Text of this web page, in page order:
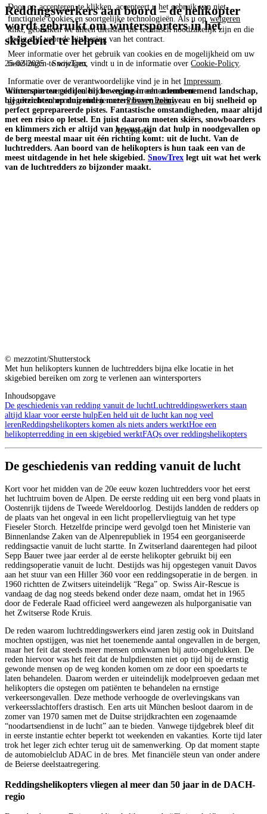
Door opaccepterente klikken, accepteert u het gebruik van niet-
functionele cookies en soortgelijke technologieën. Als u op weigeren
klikt, gebruiken we alleen diensten die technisch noodzakelijk zijn en die
nodig zijn voor de uitvoering van het contract.
Meer informatie over het gebruik van cookies en de mogelijkheid om uw
instellingen te wijzigen, vindt u in de informatie overCookie-Policy
Informatie over de verantwoordelijke vind je in hetImpressum
Informatie over de doeleinden en jouw rechten omtrent
gegevensbescherming vind je onzePrivacy Policy.
Accepteren
Reddingswerkers aan boord – de helikopter
wordt gebruikt om wintersporters in het
skigebied te helpen
25-02-2025 - SnowTrex
Wintersporten gedijen bij beweging in een adembenemend landschap,
bij uitzichten op duizenden meters boven zeeniveau en bij snelheid op
perfect geprepareerde pistes. Fantastische omstandigheden, maar altijd
met een risico op letsel. En juist daarom moeten skiërs, snowboarders
en klimmers zich er altijd van bewust zijn dat hulp in noodgevallen op
de berg meestal maar uit één richting komt: uit de lucht. Van de
luchtredders. Aan boord van de helikopters is hun taak een van de
meest uitdagende in het hele skigebied. SnowTrex legt uit wat het werk
van de luchtredders zo bijzonder maakt.
© mezzotint/Shutterstock
Met hun helikopters kunnen de luchtredders bijna elke locatie in het
skigebied bereiken om zorg te verlenen aan wintersporters
Inhoudsopgave
De geschiedenis van redding vanuit de luchtLuchtreddingswerkers staan
altijd klaar voor eerste hulpEen held uit de lucht kan nog veel
lerenReddingshelikopters komen als niets anders werktHoe een
helikopterredding in een skigebied werktFAQs over reddingshelikopters
De geschiedenis van redding vanuit de lucht
Kort voor het midden van de 20e eeuw kozen luchtredders voor het eerst
het luchtruim boven de Alpen. De eerste redding uit een berg vond plaats in
Oostenrijk tijdens de Tweede Wereldoorlog. Destijds landden de redders op
de plaats van het ongeval in een licht propellervliegtuig van het type
Fieseler Storch. Hetzelfde principe werd gevolgd toen het Ministerie van
Binnenlandse Zaken van de Alpenrepubliek in 1954 een georganiseerde
reddingsactie vanuit de lucht startte. In Zwitserland daarentegen had piloot
Sepp Bauer twee jaar eerder al de eerste helikopter gebruikt bij een
reddingsoperatie vanuit de lucht. Destijds was hij opgestegen vanuit Davos
aan het stuur van een Hiller 360 voor een reddingsoperatie in de bergen. in
1960 richtten de Zwitsers uiteindelijk “Rega” op. Swiss Air-Rescue is
vandaag de dag nog steeds bekend onder deze naam, omdat het in 1965
door de Federale Raad officieel werd aangewezen als hulporganisatie van
het Zwitserse Rode Kruis.
De reden waarom luchtreddingswerkers eind jaren zestig ook in Duitsland
mochten opstijgen, was niet het toenemende aantal ongevallen in de bergen,
maar het feit dat steeds meer mensen omkwamen bij auto-ongelukken. De
reden hiervoor was het feit dat de hulpdiensten niet op tijd bij de ernstig
gewonde mensen op de weg konden komen om ze door een spoedarts te
laten behandelen. Daarom werden er uiteindelijk modelproeven gedaan met
helikopters die opstegen om patiënten te behandelen na ernstige
verkeersongevallen. Deze methode verhoogde de overlevingskans van
verkeersslachtoffers drastisch. Een arts uit München besloot daarom in de
zomer van 1970 samen met de Duitse strijdkrachten een zogenaamde
“noodartsendienst in de lucht” aan te bieden. Vanwege tijdgebrek bleef dit
in eerste instantie echter beperkt tot weekenden en vakanties. Korte tijd later
trok het leger zich echter terug uit de samenwerking. Op dat moment stapte
de automobielclub ADAC in de bres. Met financiële steun van onder andere
de Beierse deelstaatregering.
Reddingshelikopters vliegen al meer dan 50 jaar in de DACH-
regio